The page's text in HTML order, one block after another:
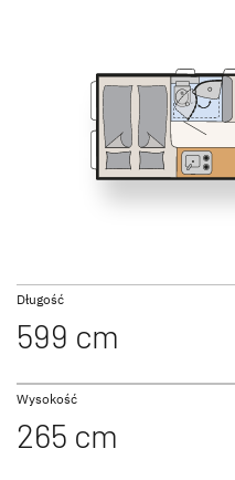
GLOBETRAIL
Do Campervanów
Długość
599 cm
Wysokość
265 cm